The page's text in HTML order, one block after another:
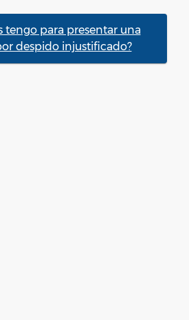
tengo para presentar una
despido injustificado?